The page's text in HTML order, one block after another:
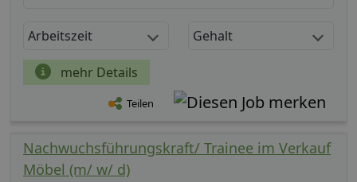
Arbeitszeit Gehalt
mehr Details
Teilen
Nachwuchsführungskraft/ Trainee im Verkauf
Möbel (m/ w/ d)